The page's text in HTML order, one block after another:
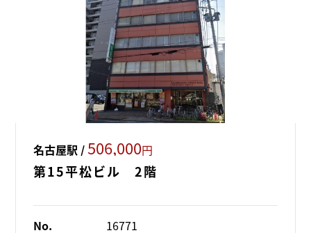
名古屋駅 /506,000円
第15平松ビル 2階
No.
16771